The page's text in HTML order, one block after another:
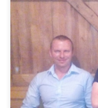
Die beiden
Abend offiziell
für ihre Untat
zeigte sich
Jugendlichen
sich bei der